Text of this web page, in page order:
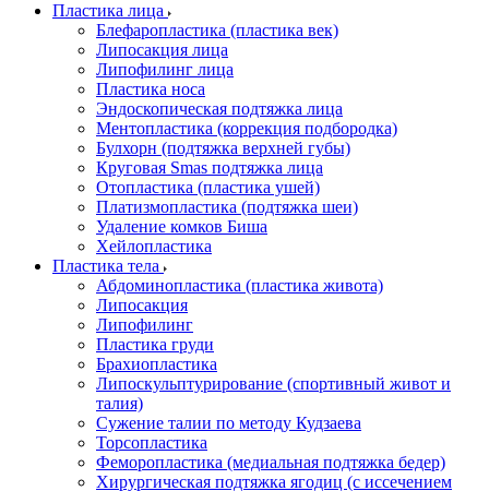
Пластика лица
Блефаропластика (пластика век)
Липосакция лица
Липофилинг лица
Пластика носа
Эндоскопическая подтяжка лица
Ментопластика (коррекция подбородка)
Булхорн (подтяжка верхней губы)
Круговая Smas подтяжка лица
Отопластика (пластика ушей)
Платизмопластика (подтяжка шеи)
Удаление комков Биша
Хейлопластика
Пластика тела
Абдоминопластика (пластика живота)
Липосакция
Липофилинг
Пластика груди
Брахиопластика
Липоскульптурирование (спортивный живот и
талия)
Сужение талии по методу Кудзаева
Торсопластика
Феморопластика (медиальная подтяжка бедер)
Хирургическая подтяжка ягодиц (с иссечением